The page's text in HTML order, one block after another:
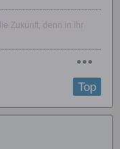
Zukunft, denn in ihr
Top